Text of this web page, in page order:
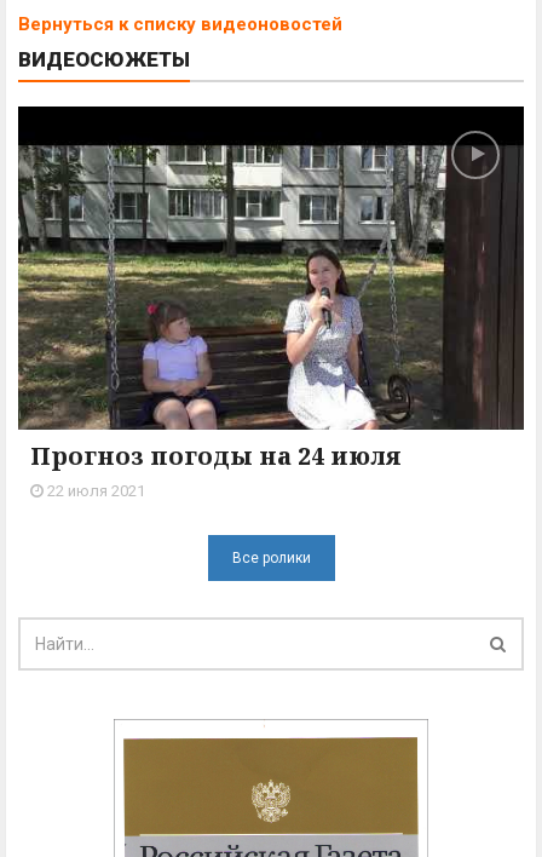
Вернуться к списку видеоновостей
ВИДЕОСЮЖЕТЫ
Прогноз погоды на 24 июля
22 июля 2021
Все ролики